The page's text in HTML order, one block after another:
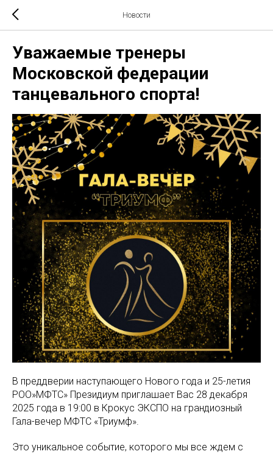
Новости
Уважаемые тренеры
Московской федерации
танцевального спорта!
В преддверии наступающего Нового года и 25-летия
РОО»МФТС» Президиум приглашает Вас 28 декабря
2025 года в 19:00 в Крокус ЭКСПО на грандиозный
Гала-вечер МФТС «Триумф».
Это уникальное событие, которого мы все ждем с